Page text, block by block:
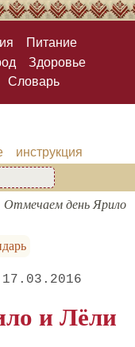
Питание
Здоровье
Словарь
инструкция
Отмечаем день Ярило
17.03.2016
и Лёли